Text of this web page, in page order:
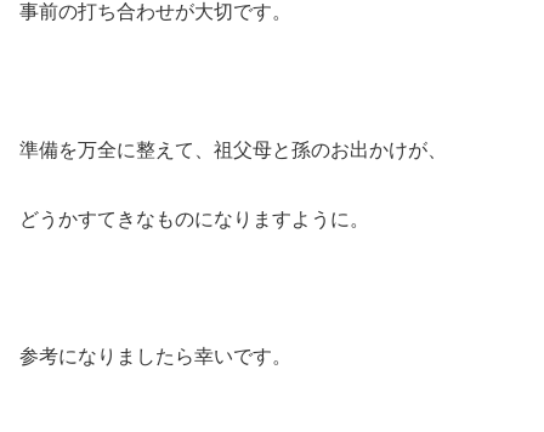
事前の打ち合わせが大切です。
準備を万全に整えて、祖父母と孫のお出かけが、
どうかすてきなものになりますように。
参考になりましたら幸いです。